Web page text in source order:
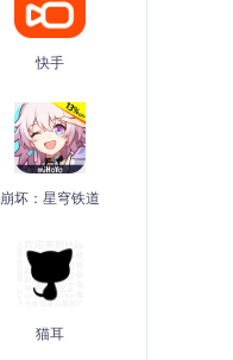
快手
崩坏：星穹铁道
猫耳